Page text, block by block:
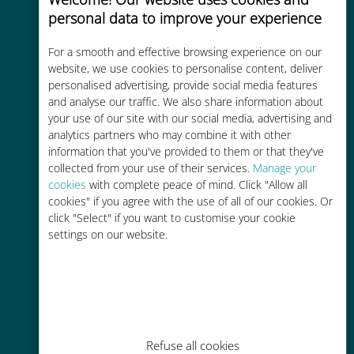
personal data to improve your experience
For a smooth and effective browsing experience on our
website, we use cookies to personalise content, deliver
personalised advertising, provide social media features
and analyse our traffic. We also share information about
your use of our site with our social media, advertising and
analytics partners who may combine it with other
information that you've provided to them or that they've
collected from your use of their services. Manage your
cookies with complete peace of mind. Click "Allow all
cookies" if you agree with the use of all of our cookies. Or
click "Select" if you want to customise your cookie
settings on our website.
Refuse all cookies
Mevcut operatörünüzle dolaşım
ücretlerinden %90'a kadar daha
ucuz
Kolay doldurma
Ubigi uygulaması aracılığıyla her